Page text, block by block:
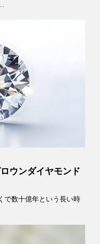
ウンダイヤモンド
で数十億年という長い時